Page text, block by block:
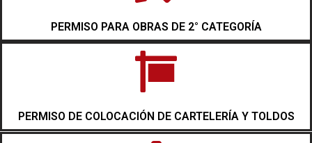
PERMISO PARA OBRAS DE 2° CATEGORÍA
PERMISO DE COLOCACIÓN DE CARTELERÍA Y TOLDOS